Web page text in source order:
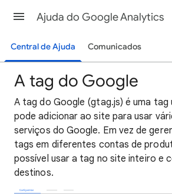
Ajuda do Google Analytics
Central de Ajuda Comunicados
A tag do Google
A tag do Google (gtag.js) é uma tag
pode adicionar ao site para usar
serviços do Google. Em vez de
tags em diferentes contas de
possível usar a tag no site inteiro e
destinos.